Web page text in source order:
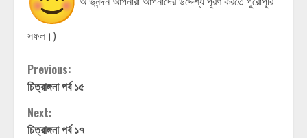
সফল।)
Continue
Reading
Previous:
চিত্রাঙ্গনা পর্ব ১৫
Next:
চিত্রাঙ্গনা পর্ব ১৭